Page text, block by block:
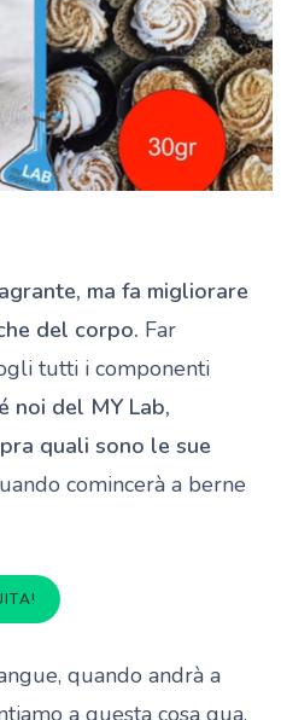
ma fa migliorare
del corpo. Far
tutti i componenti
noi del MY Lab,
quali sono le sue
comincerà a berne
quando andrà a